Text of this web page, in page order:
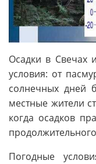
Осадки в Свечах
условия: от
солнечных дней
местные жители
когда осадков
Погодные